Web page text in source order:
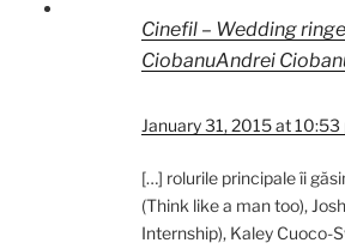
Cinefil – Wedding
CiobanuAndrei
January 31, 2015 at 10:53
[…] rolurile principale îi
(Think like a man too),
Internship), Kaley Cuoco-